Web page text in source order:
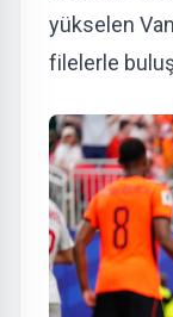
yükselen
filelerle